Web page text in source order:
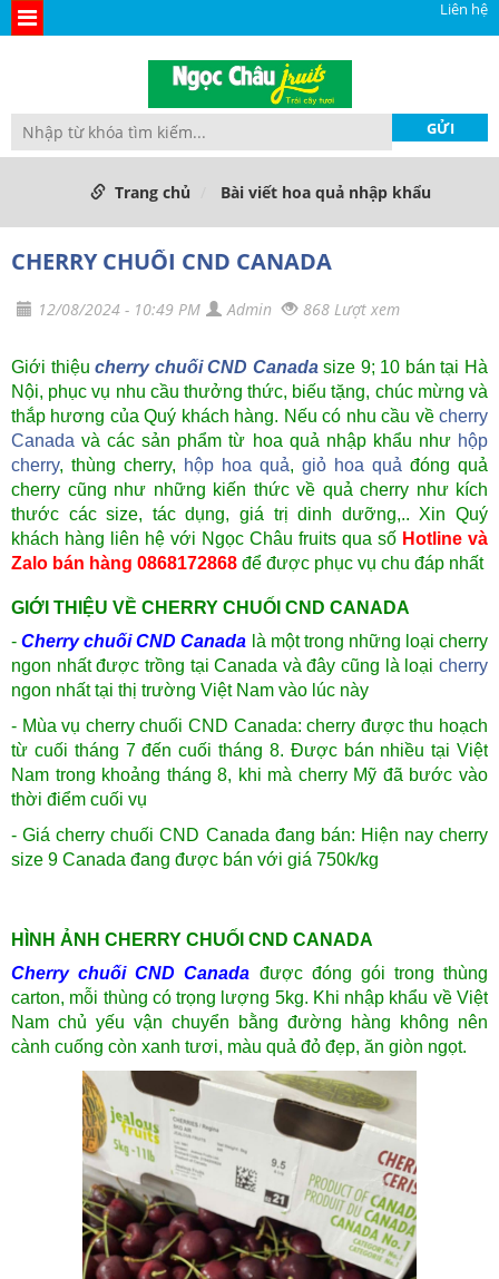
Liên hệ
Trang chủ Bài viết hoa quả nhập khẩu
CHERRY CHUỐI CND CANADA
12/08/2024 - 10:49 PM Admin 868 Lượt xem
Giới thiệucherry chuối CND Canadasize 9; 10 bán tại Hà
Nội, phục vụ nhu cầu thưởng thức, biếu tặng, chúc mừng và
thắp hương của Quý khách hàng. Nếu có nhu cầu về cherry
Canada và các sản phẩm từ hoa quả nhập khẩu như hộp
cherry, thùng cherry, hộp hoa quả, giỏ hoa quả đóng quả
cherry cũng như những kiến thức về quả cherry như kích
thước các size, tác dụng, giá trị dinh dưỡng,.. Xin Quý
khách hàng liên hệ với Ngọc Châu fruits qua số Hotline và
Zalo bán hàng 0868172868 để được phục vụ chu đáp nhất
GIỚI THIỆU VỀ CHERRY CHUỐI CND CANADA
-Cherry chuối CND Canada là một trong những loại cherry
ngon nhất được trồng tại Canada và đây cũng là loại cherry
ngon nhất tại thị trường Việt Nam vào lúc này
- Mùa vụ cherry chuối CND Canada: cherry được thu hoạch
từ cuối tháng 7 đến cuối tháng 8. Được bán nhiều tại Việt
Nam trong khoảng tháng 8, khi mà cherry Mỹ đã bước vào
thời điểm cuối vụ
- Giá cherry chuối CND Canada đang bán: Hiện nay cherry
size 9 Canada đang được bán với giá 750k/kg
HÌNH ẢNH CHERRY CHUỐI CND CANADA
Cherry chuối CND Canada được đóng gói trong thùng
carton, mỗi thùng có trọng lượng 5kg. Khi nhập khẩu về Việt
Nam chủ yếu vận chuyển bằng đường hàng không nên
cành cuống còn xanh tươi, màu quả đỏ đẹp, ăn giòn ngọt.